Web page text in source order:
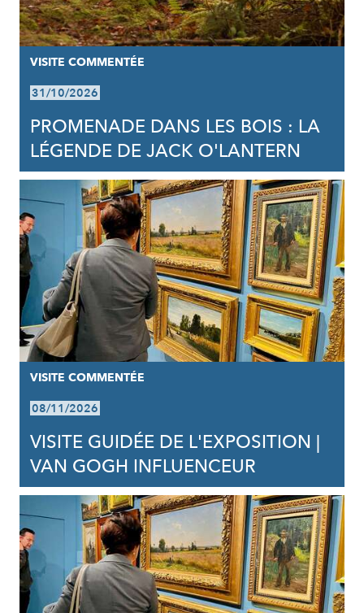
VISITE COMMENTÉE
31/10/2026
PROMENADE DANS LES BOIS : LA
LÉGENDE DE JACK O'LANTERN
VISITE COMMENTÉE
08/11/2026
VISITE GUIDÉE DE L'EXPOSITION |
VAN GOGH INFLUENCEUR